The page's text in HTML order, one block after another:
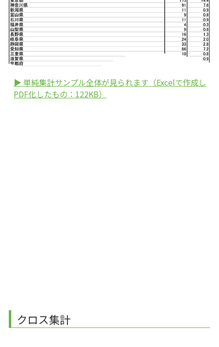
▶ 単純集計サンプル全体が見られます（Excelで作成し
PDF化したもの：122KB）
クロス集計